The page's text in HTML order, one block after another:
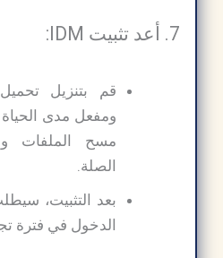
7. أعد تثبيت IDM:
قم بتنزيل
ومفعل مدى
مسح الملفات
الصلة.
الدخول في فترة